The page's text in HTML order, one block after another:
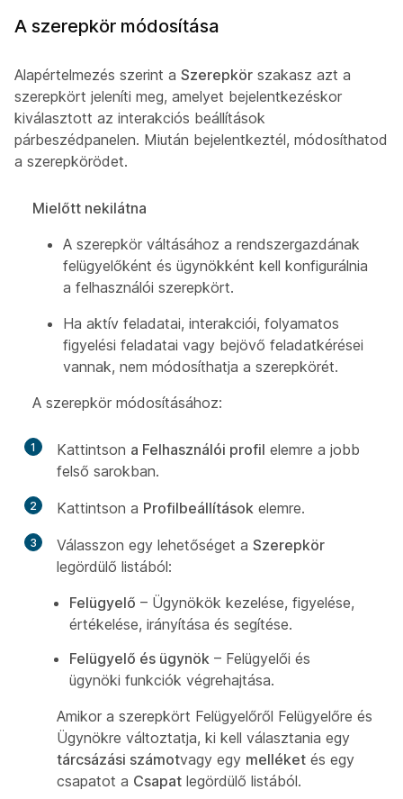
A szerepkör módosítása
Alapértelmezés szerint a Szerepkör szakasz azt a
szerepkört jeleníti meg, amelyet bejelentkezéskor
kiválasztott az interakciós beállítások
párbeszédpanelen. Miután bejelentkeztél, módosíthatod
a szerepkörödet.
Mielőtt nekilátna
A szerepkör váltásához a rendszergazdának
felügyelőként és ügynökként kell konfigurálnia
a felhasználói szerepkört.
Ha aktív feladatai, interakciói, folyamatos
figyelési feladatai vagy bejövő feladatkérései
vannak, nem módosíthatja a szerepkörét.
A szerepkör módosításához:
1 Kattintson a Felhasználói profil elemre a jobb
felső sarokban.
2 Kattintson a Profilbeállítások elemre.
3 Válasszon egy lehetőséget a Szerepkör
legördülő listából:
Felügyelő – Ügynökök kezelése, figyelése,
értékelése, irányítása és segítése.
Felügyelő és ügynök – Felügyelői és
ügynöki funkciók végrehajtása.
Amikor a szerepkört Felügyelőről Felügyelőre és
Ügynökre változtatja, ki kell választania egy
tárcsázási számotvagy egy melléket és egy
csapatot a Csapat legördülő listából.